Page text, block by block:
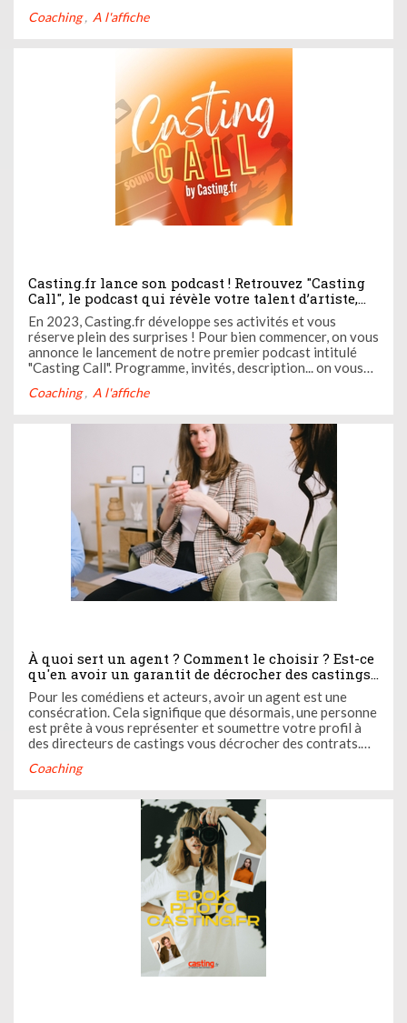
les directeurs de castings ne me répondent pas? C'est mon
Coaching A l'affiche
Casting.fr lance son podcast ! Retrouvez "Casting
Call", le podcast qui révèle votre talent d’artiste,
sur toutes les plateformes de streaming
En 2023, Casting.fr développe ses activités et vous
réserve plein des surprises ! Pour bien commencer, on vous
annonce le lancement de notre premier podcast intitulé
"Casting Call". Programme, invités, description... on vous
plateformes de streaming pour écouter "Casting Call".
Coaching A l'affiche
À quoi sert un agent ? Comment le choisir ? Est-ce
qu'en avoir un garantit de décrocher des castings
et de vivre de sa passion ? On vous explique tout !
Pour les comédiens et acteurs, avoir un agent est une
consécration. Cela signifique que désormais, une personne
est prête à vous représenter et soumettre votre profil à
des directeurs de castings vous décrocher des contrats.
négociations, c'est lui qui a votre carrière entre les mains.
Coaching